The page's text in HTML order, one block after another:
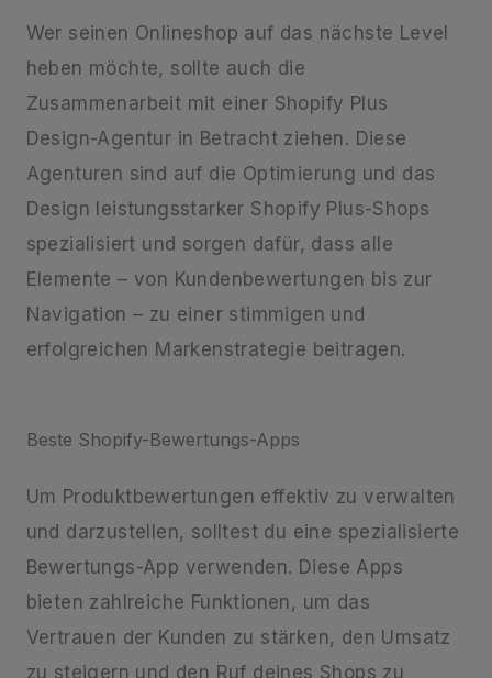
Wer seinen Onlineshop auf das nächste Level
heben möchte, sollte auch die
Zusammenarbeit mit einer Shopify Plus
Design-Agentur in Betracht ziehen. Diese
Agenturen sind auf die Optimierung und das
Design leistungsstarker Shopify Plus-Shops
spezialisiert und sorgen dafür, dass alle
Elemente – von Kundenbewertungen bis zur
Navigation – zu einer stimmigen und
erfolgreichen Markenstrategie beitragen.
Beste Shopify-Bewertungs-Apps
Um Produktbewertungen effektiv zu verwalten
und darzustellen, solltest du eine spezialisierte
Bewertungs-App verwenden. Diese Apps
bieten zahlreiche Funktionen, um das
Vertrauen der Kunden zu stärken, den Umsatz
zu steigern und den Ruf deines Shops zu